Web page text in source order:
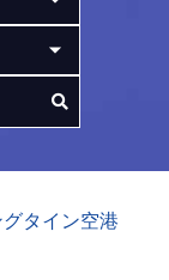
グタイン空港